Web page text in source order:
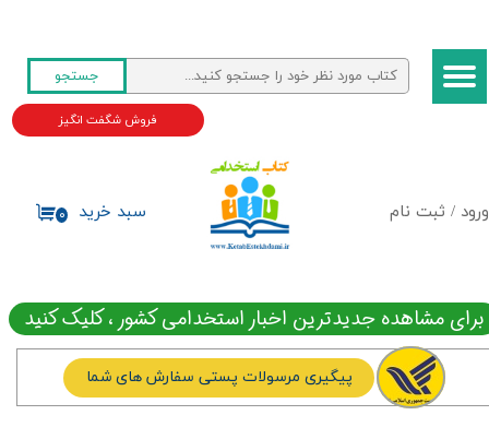
ورود / ثبت نام
حساب کاربری من
تغییر گذر واژه
جستجو
۰ سبد خرید
فروش شگفت انگیز
برای مشاهده جدیدترین اخبار استخدامی کشور ، کلیک کنید
پیگیری مرسولات پستی سفارش های شما